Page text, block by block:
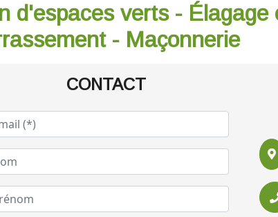
d'espaces verts -
- Maçonnerie
CONTACT